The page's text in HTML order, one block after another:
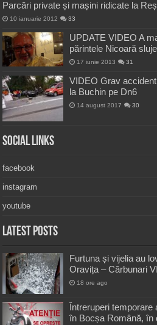
Parcări private și mașini ridicate la
10 ianuarie 2012 33
UPDATE VIDEO A
părintele Nicoară
17 iunie 2013 31
VIDEO Grav
la Buchin pe Dn6
14 august 2017 30
Social Links
facebook
instagram
youtube
Latest Posts
Furtuna și vijelia au
Oravița – Cărbunari
18 ore ago
Întreruperi temporare
în Bocșa Română, în